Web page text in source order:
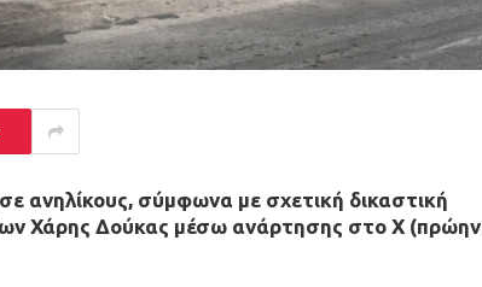
ανηλίκους, σύμφωνα με σχετική δικαστική
Χάρης Δούκας μέσω ανάρτησης στο X (πρώην